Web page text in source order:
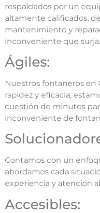
respaldados por un
altamente calificados,
mantenimiento y
inconveniente que surja.
Ágiles:
Nuestros fontaneros en
rapidez y eficacia;
cuestión de minutos
inconveniente de
Contamos con un
abordamos cada
experiencia y atención
Accesibles: